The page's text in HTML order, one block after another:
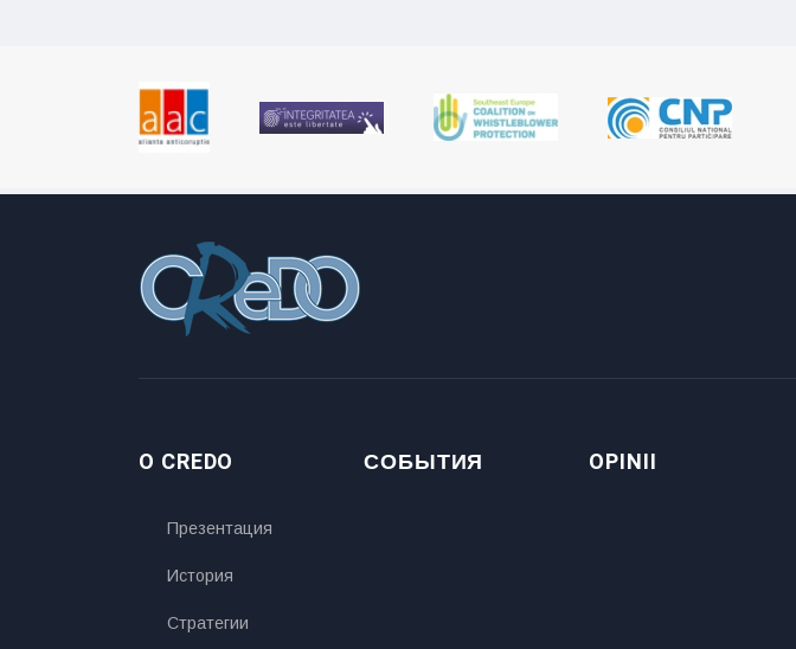
O CREDO
Презентация
История
Стратегии
СОБЫТИЯ OPINII